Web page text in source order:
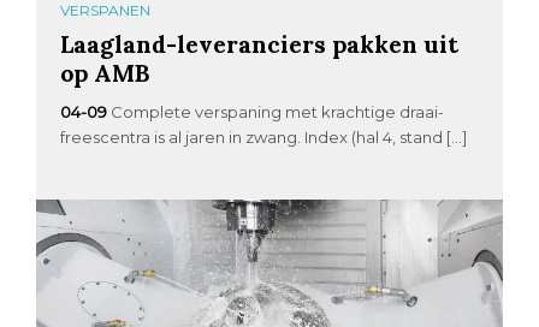
VERSPANEN
Laagland-leveranciers pakken uit
op AMB
04-09 Complete verspaning met krachtige draai-
freescentra is al jaren in zwang. Index (hal 4, stand […]